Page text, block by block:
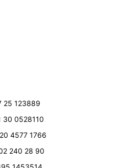
25 123889
30 0528110
4577 1766
240 28 90